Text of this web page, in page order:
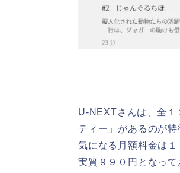
U-NEXTさんは、全１
ティー」 があるのが特
気になる月額料金は
実質９９０円となって